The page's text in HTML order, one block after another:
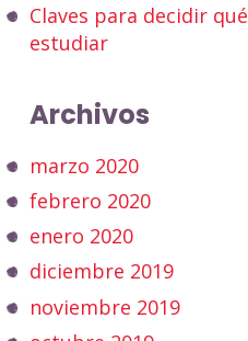
Claves para decidir
estudiar
Archivos
marzo 2020
febrero 2020
enero 2020
diciembre 2019
noviembre 2019